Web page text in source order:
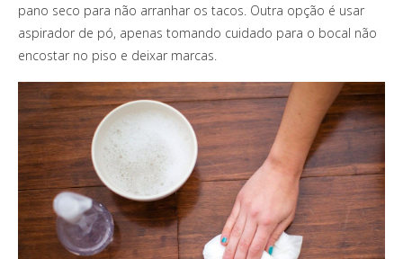
pano seco para não arranhar os tacos. Outra opção é usar
aspirador de pó, apenas tomando cuidado para o bocal não
encostar no piso e deixar marcas.